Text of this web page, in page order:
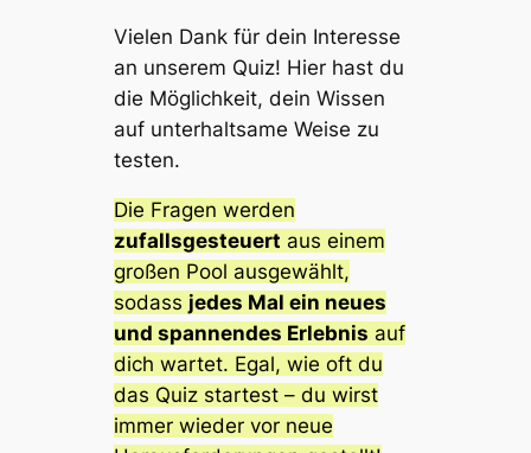
Vielen Dank für dein Interesse
an unserem Quiz! Hier hast du
die Möglichkeit, dein Wissen
auf unterhaltsame Weise zu
testen.
Die Fragen werden
zufallsgesteuert aus einem
großen Pool ausgewählt,
sodass jedes Mal ein neues
und spannendes Erlebnis auf
dich wartet. Egal, wie oft du
das Quiz startest – du wirst
immer wieder vor neue